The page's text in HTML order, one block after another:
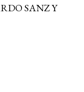
SANZ Y